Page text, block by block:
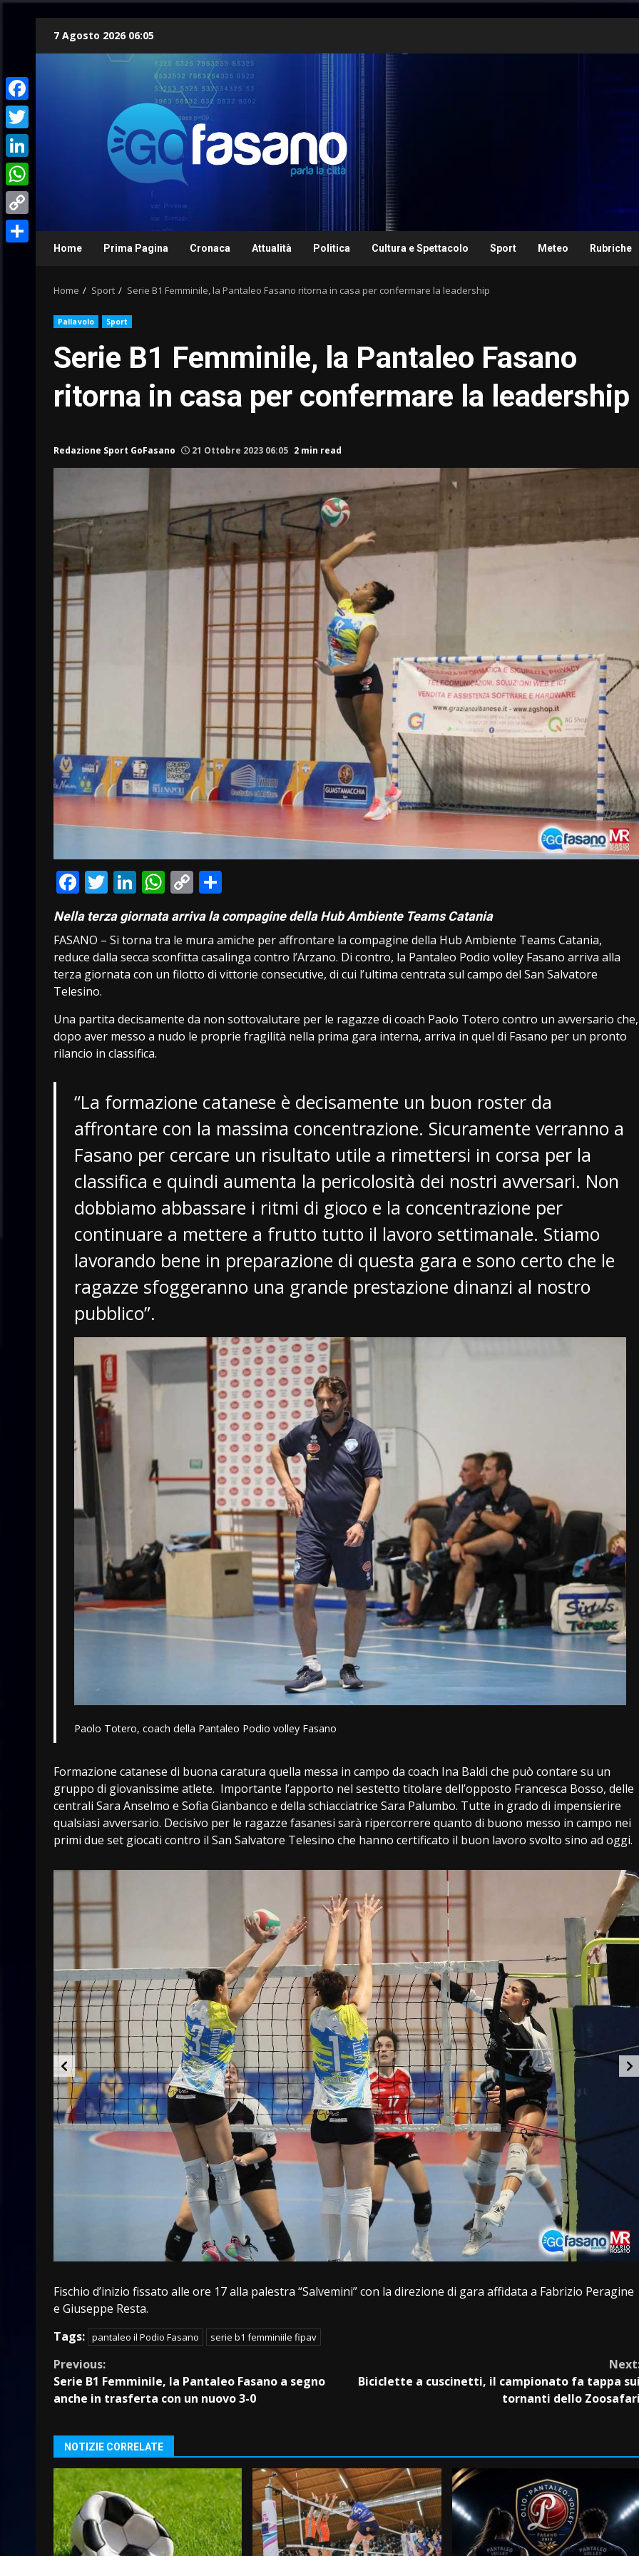
7 Agosto 2026 06:05
Home Prima Pagina Cronaca Attualità Politica Cultura e Spettacolo Sport Meteo Rubriche
Home Sport Serie B1 Femminile, la Pantaleo Fasano ritorna in casa per confermare la leadership
Pallavolo Sport
Serie B1 Femminile, la Pantaleo Fasano
ritorna in casa per confermare la leadership
Redazione Sport GoFasano 21 Ottobre 2023 06:05 2 min read
Facebook
Twitter
LinkedIn
WhatsApp
Copy
Link
Nella terza giornata arriva la compagine della Hub Ambiente Teams Catania
FASANO – Si torna tra le mura amiche per affrontare la compagine della Hub Ambiente Teams Catania,
reduce dalla secca sconfitta casalinga contro l’Arzano. Di contro, la Pantaleo Podio volley Fasano arriva alla
terza giornata con un filotto di vittorie consecutive, di cui l’ultima centrata sul campo del San Salvatore
Telesino.
Una partita decisamente da non sottovalutare per le ragazze di coach Paolo Totero contro un avversario che,
dopo aver messo a nudo le proprie fragilità nella prima gara interna, arriva in quel di Fasano per un pronto
rilancio in classifica.
“La formazione catanese è decisamente un buon roster da
affrontare con la massima concentrazione. Sicuramente verranno a
Fasano per cercare un risultato utile a rimettersi in corsa per la
classifica e quindi aumenta la pericolosità dei nostri avversari. Non
dobbiamo abbassare i ritmi di gioco e la concentrazione per
continuare a mettere a frutto tutto il lavoro settimanale. Stiamo
lavorando bene in preparazione di questa gara e sono certo che le
ragazze sfoggeranno una grande prestazione dinanzi al nostro
pubblico”.
Paolo Totero, coach della Pantaleo Podio volley Fasano
Formazione catanese di buona caratura quella messa in campo da coach Ina Baldi che può contare su un
gruppo di giovanissime atlete. Importante l’apporto nel sestetto titolare dell’opposto Francesca Bosso, delle
centrali Sara Anselmo e Sofia Gianbanco e della schiacciatrice Sara Palumbo. Tutte in grado di impensierire
qualsiasi avversario. Decisivo per le ragazze fasanesi sarà ripercorrere quanto di buono messo in campo nei
primi due set giocati contro il San Salvatore Telesino che hanno certificato il buon lavoro svolto sino ad oggi.
Fischio d’inizio fissato alle ore 17 alla palestra “Salvemini” con la direzione di gara affidata a Fabrizio Peragine
e Giuseppe Resta.
Tags: pantaleo il Podio Fasano serie b1 femminiile fipav
Continue
Reading
Previous:
Serie B1 Femminile, la Pantaleo Fasano a segno
anche in trasferta con un nuovo 3-0
Biciclette a cuscinetti, il campionato fa tappa sui
tornanti dello Zoosafari
NOTIZIE CORRELATE
Facebook
Twitter
LinkedIn
WhatsApp
Copy